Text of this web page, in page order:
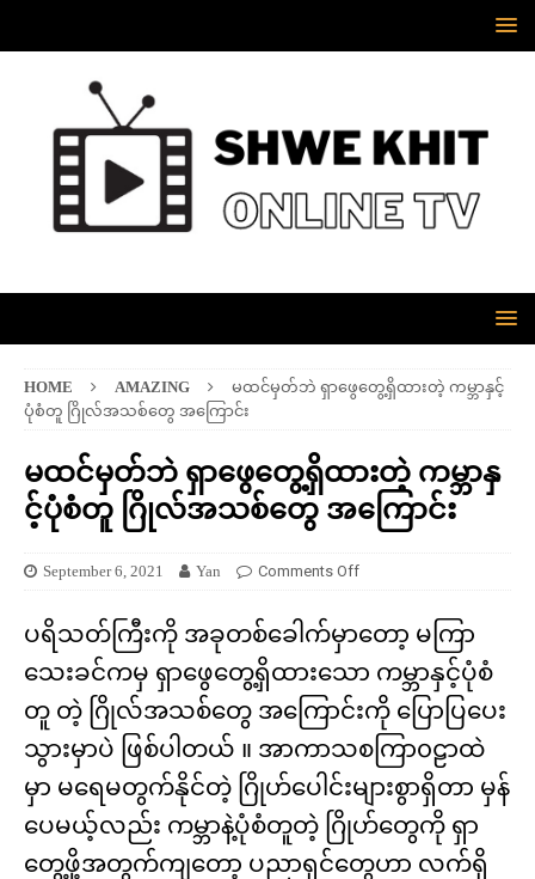
HOME AMAZING
မထင်မှတ်ဘဲ ရှာဖွေတွေ့ရှိထားတဲ့ ကမ္ဘာနှင့်
ပုံစံတူ ဂြိုလ်အသစ်တွေ အကြောင်း
မထင်မှတ်ဘဲ ရှာဖွေတွေ့ရှိထားတဲ့ ကမ္ဘာနှ
င့်ပုံစံတူ ဂြိုလ်အသစ်တွေ အကြောင်း
September 6, 2021 Yan Comments Off
ပရိသတ်ကြီးကို အခုတစ်ခေါက်မှာတော့ မကြာ
သေးခင်ကမှ ရှာဖွေတွေ့ရှိထားသော ကမ္ဘာနှင့်ပုံစံ
တူ တဲ့ ဂြိုလ်အသစ်တွေ အကြောင်းကို ပြောပြပေး
သွားမှာပဲ ဖြစ်ပါတယ် ။ အာကာသစကြာ၀ဠာထဲ
မှာ မရေမတွက်နိုင်တဲ့ ဂြိုဟ်ပေါင်းများစွာရှိတာ မှန်
ပေမယ့်လည်း ကမ္ဘာနဲ့ပုံစံတူတဲ့ ဂြိုဟ်တွေကို ရှာ
တွေ့ဖို့အတွက်ကျတော့ ပညာရှင်တွေဟာ လက်ရှိ